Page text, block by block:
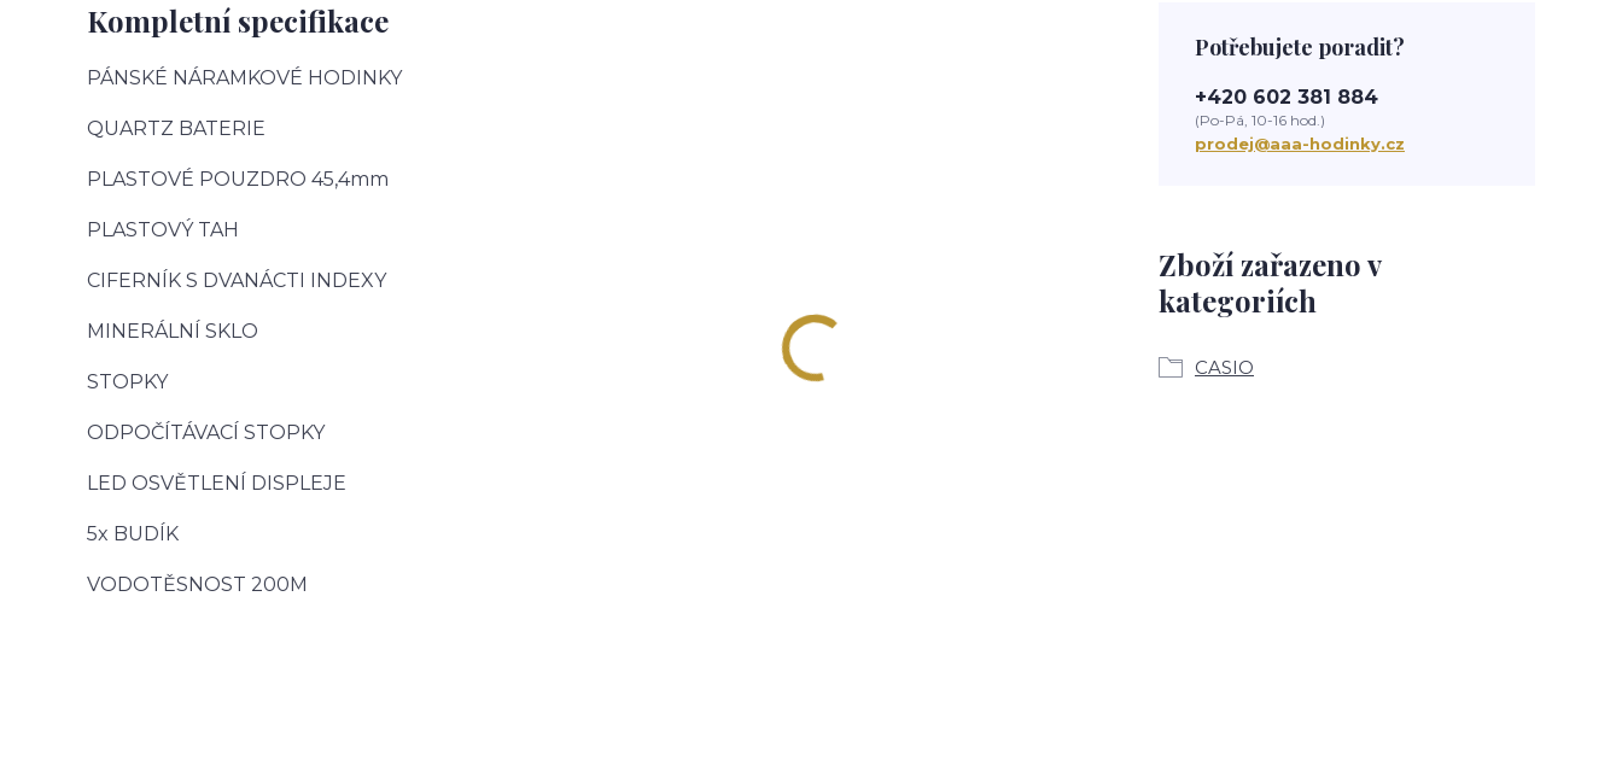
Kompletní specifikace
PÁNSKÉ NÁRAMKOVÉ HODINKY
QUARTZ BATERIE
PLASTOVÉ POUZDRO 45,4mm
PLASTOVÝ TAH
CIFERNÍK S DVANÁCTI INDEXY
MINERÁLNÍ SKLO
STOPKY
ODPOČÍTÁVACÍ STOPKY
LED OSVĚTLENÍ DISPLEJE
5x BUDÍK
VODOTĚSNOST 200M
Zboží zařazeno v
kategoriích
CASIO
Potřebujete poradit?
+420 602 381 884
(Po-Pá, 10-16 hod.)
prodej@aaa-hodinky.cz